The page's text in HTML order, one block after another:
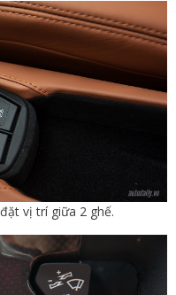
vị trí giữa 2 ghế.